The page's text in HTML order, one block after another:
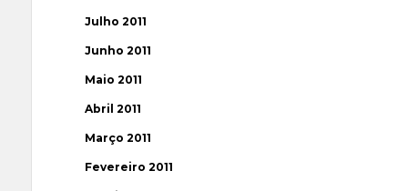
Julho 2011
Junho 2011
Maio 2011
Abril 2011
Março 2011
Fevereiro 2011